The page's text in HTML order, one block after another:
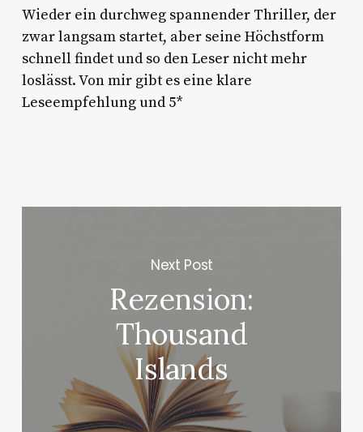
Wieder ein durchweg spannender Thriller, der
zwar langsam startet, aber seine Höchstform
schnell findet und so den Leser nicht mehr
loslässt. Von mir gibt es eine klare
Leseempfehlung und 5*
Next Post
Rezension:
Thousand
Islands